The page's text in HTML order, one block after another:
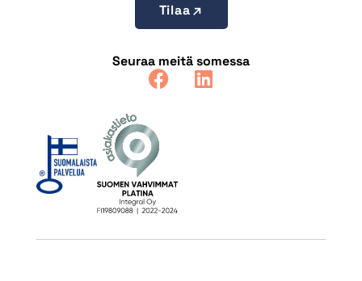
Tilaa
Seuraa meitä somessa